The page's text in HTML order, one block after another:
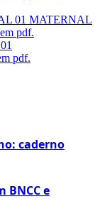
01 MATERNAL
pdf.
pdf.
caderno
BNCC e